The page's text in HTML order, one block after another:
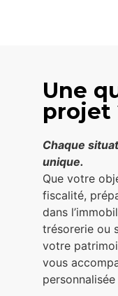
Une
projet
Chaque
unique.
Que votre
fiscalité,
dans
trésorerie ou
votre
vous